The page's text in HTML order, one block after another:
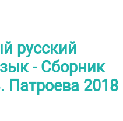
русский
- Сборник
Патроева 2018